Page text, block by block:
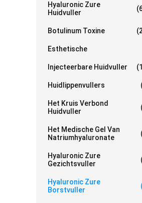
Hyaluronic Zure
Huidvuller
Botulinum Toxine
Esthetische
Injecteerbare Huidvuller
Huidlippenvullers
Het Kruis Verbond
Huidvuller
Het Medische Gel Van
Natriumhyaluronate
Hyaluronic Zure
Gezichtsvuller
Hyaluronic Zure
Borstvuller